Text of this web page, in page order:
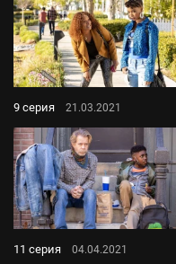
9 серия 21.03.2021
11 серия 04.04.2021